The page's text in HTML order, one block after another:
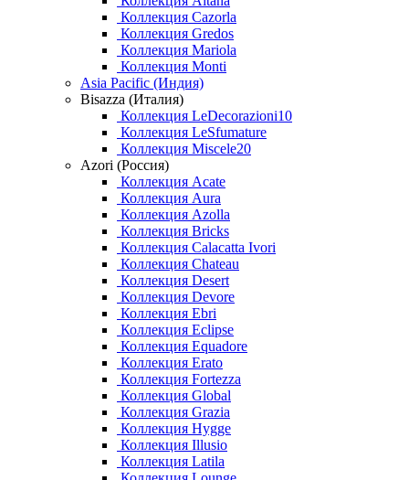
Коллекция Cazorla
Коллекция Gredos
Коллекция Mariola
Коллекция Monti
Asia Pacific (Индия)
Bisazza (Италия)
Коллекция LeDecorazioni10
Коллекция LeSfumature
Коллекция Miscele20
Azori (Россия)
Коллекция Acate
Коллекция Aura
Коллекция Azolla
Коллекция Bricks
Коллекция Calacatta Ivori
Коллекция Chateau
Коллекция Desert
Коллекция Devore
Коллекция Ebri
Коллекция Eclipse
Коллекция Equadore
Коллекция Erato
Коллекция Fortezza
Коллекция Global
Коллекция Grazia
Коллекция Hygge
Коллекция Illusio
Коллекция Latila